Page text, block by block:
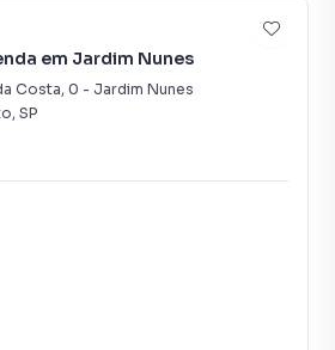
em Jardim Nunes
Costa, 0 - Jardim Nunes
, SP